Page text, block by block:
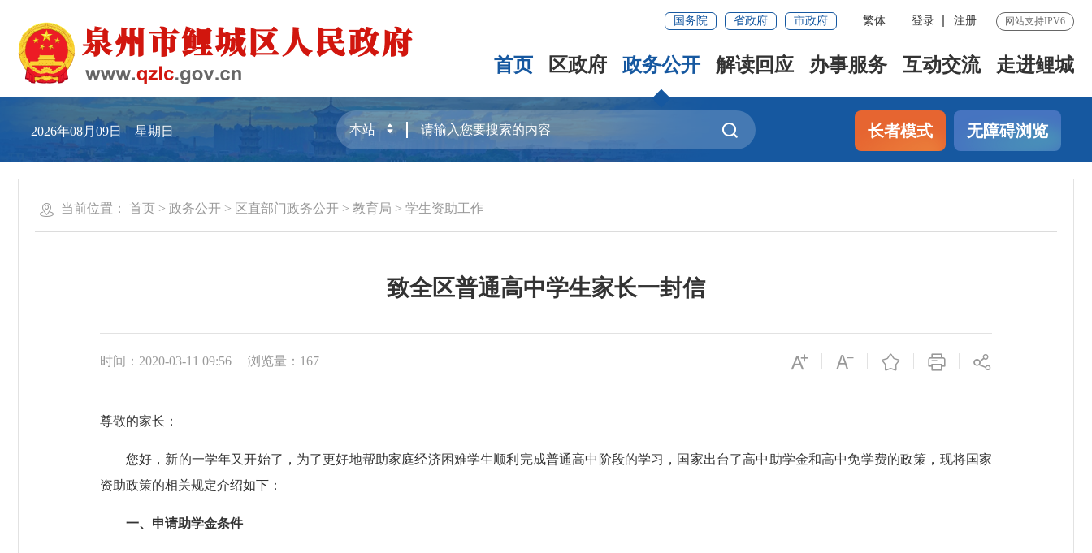
国务院 省政府 市政府 繁体 登录 注册 网站支持IPV6
首页 区政府 政务公开 解读回应 办事服务 互动交流 走进鲤城
2026年08月09日 星期日 长者模式 无障碍浏览
当前位置： 首页 > 政务公开 > 区直部门政务公开 > 教育局 > 学生资助工作
致全区普通高中学生家长一封信
时间：2020-03-11 09:56 浏览量： 167
尊敬的家长：
您好，新的一学年又开始了，为了更好地帮助家庭经济困难学生顺利完成普通高中阶段的学习，国家出台了高中助学金和高中免学费的政策，现将国家
资助政策的相关规定介绍如下：
一、申请助学金条件